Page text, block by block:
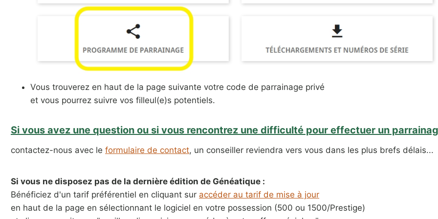
Vous trouverez en haut de la page suivante votre code de parrainage privé
et vous pourrez suivre vos filleul(e)s potentiels.
Si vous avez une question ou si vous rencontrez une difficulté pour effectuer un
contactez-nous avec le formulaire de contact, un conseiller reviendra vers vous dans les plus brefs délais...
Si vous ne disposez pas de la dernière édition de Généatique :
Bénéficiez d'un tarif préférentiel en cliquant sur accéder au tarif de mise à jour
en haut de la page en sélectionnant le logiciel en votre possession (500 ou 1500/Prestige)